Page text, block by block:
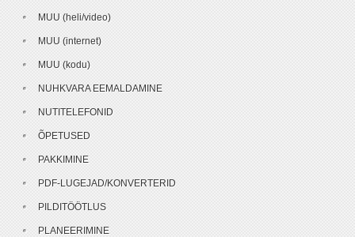
MUU (heli/video)
MUU (internet)
MUU (kodu)
NUHKVARA EEMALDAMINE
NUTITELEFONID
ÕPETUSED
PAKKIMINE
PDF-LUGEJAD/KONVERTERID
PILDITÖÖTLUS
PLANEERIMINE